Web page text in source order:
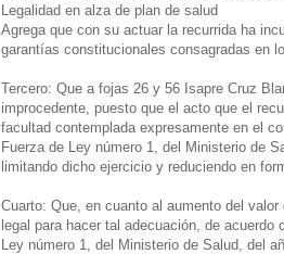
Legalidad en alza de plan de salud
Agrega que con su actuar la recurrida ha
garantías constitucionales consagradas en
Tercero: Que a fojas 26 y 56 Isapre Cruz
improcedente, puesto que el acto que el
facultad contemplada expresamente en el
Fuerza de Ley número 1, del Ministerio de
limitando dicho ejercicio y reduciendo en
Cuarto: Que, en cuanto al aumento del
legal para hacer tal adecuación, de
Ley número 1, del Ministerio de Salud, del